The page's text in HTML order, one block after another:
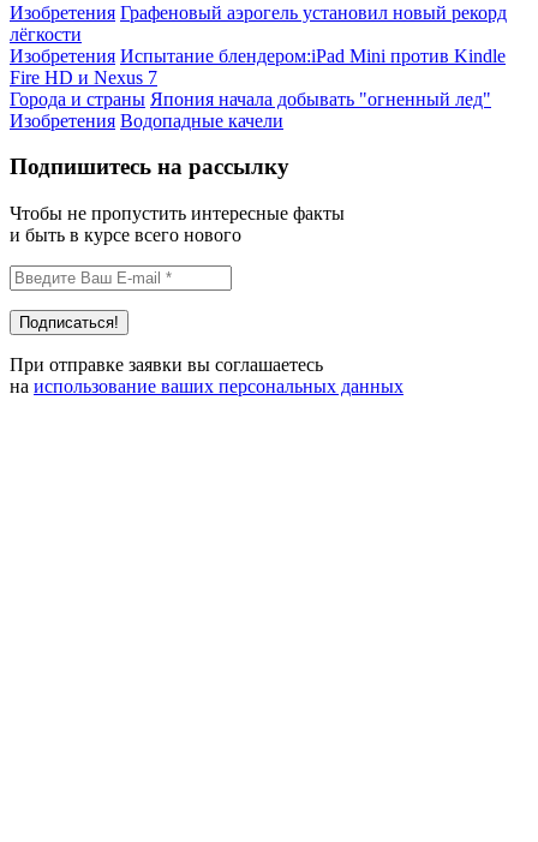
Изобретения Графеновый аэрогель установил новый рекорд
лёгкости
Изобретения Испытание блендером:iPad Mini против Kindle
Fire HD и Nexus 7
Города и страны Япония начала добывать "огненный лед"
Изобретения Водопадные качели
Подпишитесь на рассылку
Чтобы не пропустить интересные факты
и быть в курсе всего нового
При отправке заявки вы соглашаетесь
на использование ваших персональных данных